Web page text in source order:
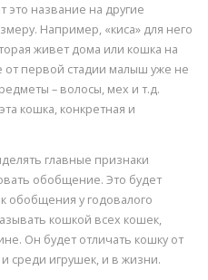
это название на другие
Например, «киса» для него
живет дома или кошка на
от первой стадии малыш уже не
– волосы, мех и т.д.
кошка, конкретная и
главные признаки
обобщение. Это будет
обобщения у годовалого
кошкой всех кошек,
Он будет отличать кошку от
среди игрушек, и в жизни.